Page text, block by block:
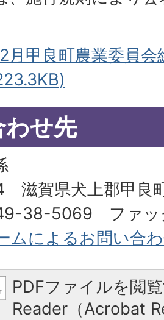
月甲良町農業委員
わせ先
滋賀県犬上郡甲良
38-5069 ファ
ムによるお問い合
PDFファイルを閲
Reader（Acrobat